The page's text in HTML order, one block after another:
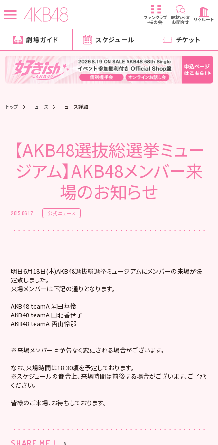
ファンクラブ
-柱の会-
取材/出演
お問合せ リクルート
劇場ガイド スケジュール チケット
トップ ニュース ニュース詳細
【AKB48選抜総選挙ミュー
ジアム】AKB48メンバー来
場のお知らせ
2015.06.17 公式ニュース
明日6月18日(木)AKB48選抜総選挙ミュージアムにメンバーの来場が決
定致しました。
来場メンバーは下記の通りとなります。
AKB48 teamA 岩田華怜
AKB48 teamA 田北香世子
AKB48 teamA 西山怜那
※来場メンバーは予告なく変更される場合がございます。
なお､来場時間は18:30頃を予定しております。
※スケジュールの都合上、来場時間は前後する場合がございます、ご了承
ください。
皆様のご来場、お待ちしております。